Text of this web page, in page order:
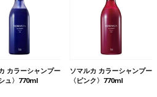
カラーシャンプー
ュ〉770ml
ソマルカ カラーシャンプー
〈ピンク〉770ml